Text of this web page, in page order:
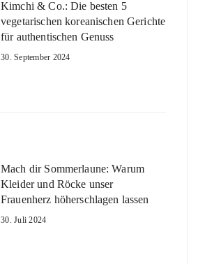
Kimchi & Co.: Die besten 5
vegetarischen koreanischen Gerichte
für authentischen Genuss
30. September 2024
Mach dir Sommerlaune: Warum
Kleider und Röcke unser
Frauenherz höherschlagen lassen
30. Juli 2024